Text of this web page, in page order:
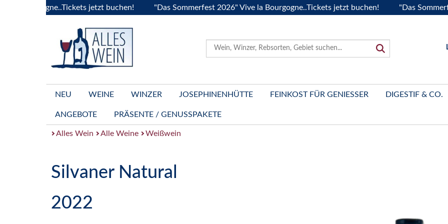
jetzt buchen! "Das Sommerfest 2026" Vive la Bourgogne..Tickets jetzt buchen! "Das Sommerfest
NEU WEINE WINZER JOSEPHINENHÜTTE FEINKOST FÜR GENIESSER DIGESTIF & CO.
ANGEBOTE PRÄSENTE / GENUSSPAKETE
Alles Wein Alle Weine Weißwein
Silvaner Natural
2022